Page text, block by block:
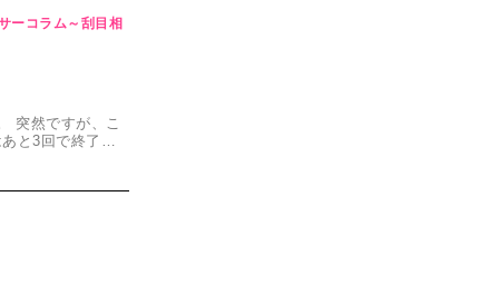
ーコラム～刮目相
突然ですが、こ
と3回で終了…